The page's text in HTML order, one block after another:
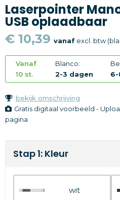
Textiel
Thema
Merken
Laserpointer
USB oplaadbaar
€ 10,39 vanafexcl. btw
Vanaf
10 st.
Blanco:
2-3 dagen
6-
bekijk omschrijving
Gratis digitaal voorbeeld -
pagina
Stap 1: Kleur
wit